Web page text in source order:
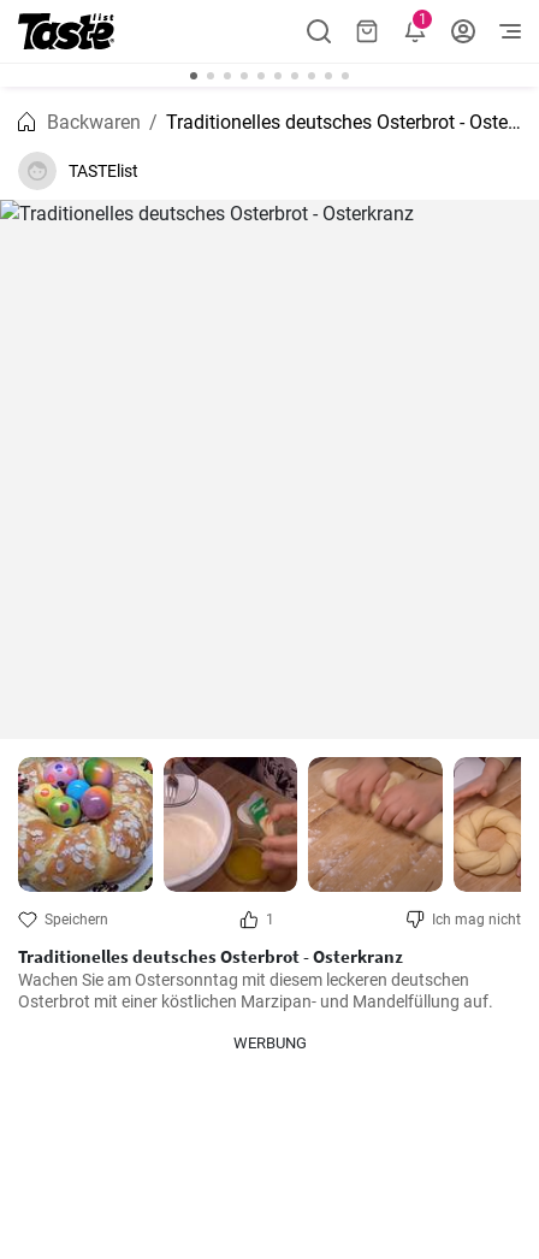
1
Backwaren Traditionelles deutsches Osterbrot - Osterkranz
TASTElist
Speichern 1 Ich mag nicht
Traditionelles deutsches Osterbrot - Osterkranz
Wachen Sie am Ostersonntag mit diesem leckeren deutschen
Osterbrot mit einer köstlichen Marzipan- und Mandelfüllung auf.
WERBUNG